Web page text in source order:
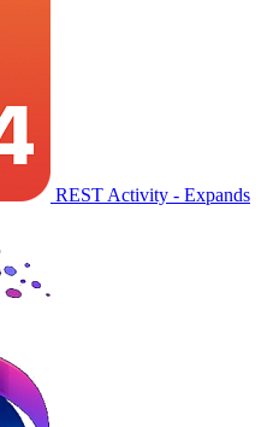
REST Activity - Expands